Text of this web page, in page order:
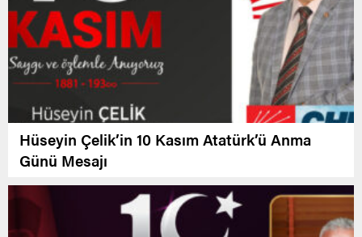
Hüseyin Çelik’in 10 Kasım Atatürk’ü Anma
Günü Mesajı